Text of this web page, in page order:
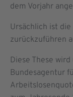
dem Vorjahr
Ursächlich ist
zurückzuführen
Diese These
Bundesagentur